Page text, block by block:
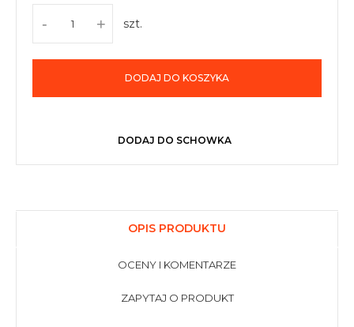
- + szt.
DODAJ DO KOSZYKA
DODAJ DO SCHOWKA
OPIS PRODUKTU
OCENY I KOMENTARZE
ZAPYTAJ O PRODUKT